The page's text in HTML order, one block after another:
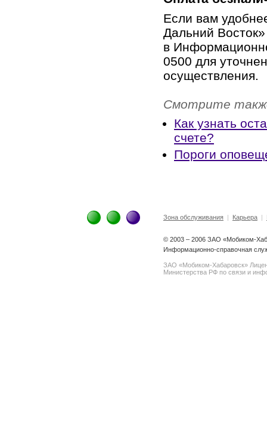
Если вам
Дальний
в
0500 для
осуществления.
Смотрите
Как узнать
счете?
Пороги
Зона обслуживания| Карьера|
© 2003 – 2006 ЗАО «Мобиком-
Информационно-справочная
ЗАО «Мобиком-Хабаровск»
Министерства РФ по связи и